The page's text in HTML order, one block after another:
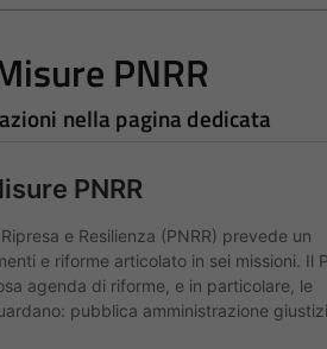
PNRR
nella pagina dedicata